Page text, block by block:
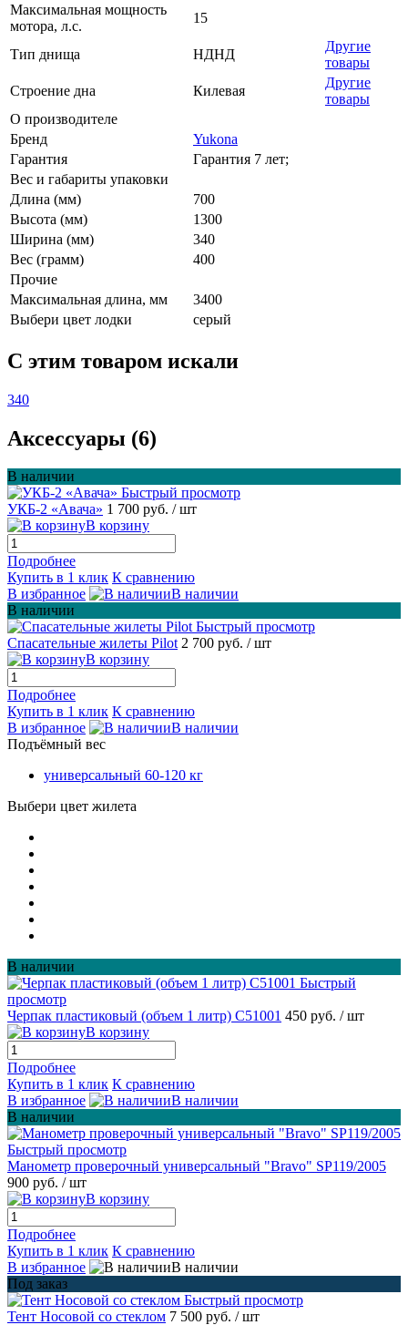
Максимальная мощность
мотора, л.с.
15
Тип днища НДНД
Другие
товары
Строение дна
Килевая
Другие
товары
О производителе
Бренд
Yukona
Гарантия
Гарантия 7 лет;
Вес и габариты упаковки
Длина (мм)
700
Высота (мм)
1300
Ширина (мм)
340
Вес (грамм)
400
Прочие
Максимальная длина, мм
3400
Выбери цвет лодки
серый
C этим товаром искали
340
Аксессуары (6)
В наличии
Быстрый просмотр
УКБ-2 «Авача» 1 700 руб. / шт
В корзину
Подробнее
Купить в 1 клик К сравнению
В избранное
В наличии
В наличии
Быстрый просмотр
Спасательные жилеты Pilot 2 700 руб. / шт
В корзину
Подробнее
Купить в 1 клик К сравнению
В избранное
В наличии
Подъёмный вес
универсальный 60-120 кг
Выбери цвет жилета
В наличии
Быстрый
просмотр
Черпак пластиковый (объем 1 литр) С51001 450 руб. / шт
В корзину
Подробнее
Купить в 1 клик К сравнению
В избранное
В наличии
В наличии
Быстрый просмотр
Манометр проверочный универсальный "Bravo" SP119/2005
900 руб. / шт
В корзину
Подробнее
Купить в 1 клик К сравнению
В избранное
В наличии
Под заказ
Быстрый просмотр
Тент Носовой со стеклом 7 500 руб. / шт